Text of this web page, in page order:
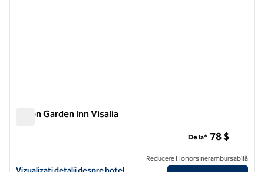
Hilton Garden Inn Visalia
Vizualizați detaliile hotelului Hilton Garden Inn Visalia
De la* 78 $
Reducere Honors nerambursabilă